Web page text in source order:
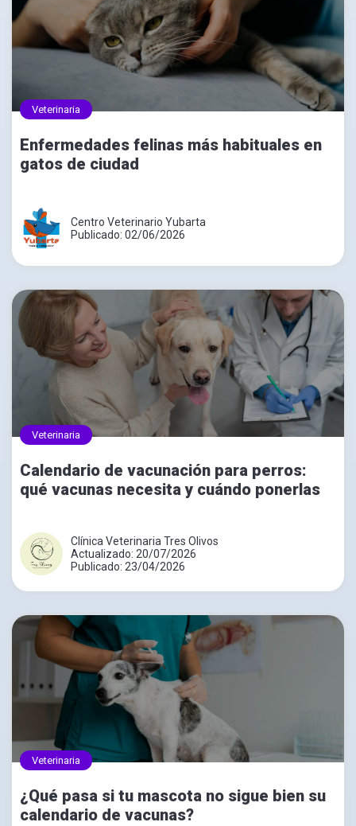
Veterinaria
Enfermedades felinas más habituales en
gatos de ciudad
Centro Veterinario Yubarta
Publicado: 02/06/2026
Veterinaria
Calendario de vacunación para perros:
qué vacunas necesita y cuándo ponerlas
Clínica Veterinaria Tres Olivos
Actualizado: 20/07/2026
Publicado: 23/04/2026
Veterinaria
¿Qué pasa si tu mascota no sigue bien su
calendario de vacunas?